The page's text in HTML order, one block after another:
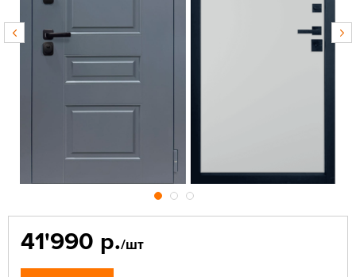
41'990 р./шт